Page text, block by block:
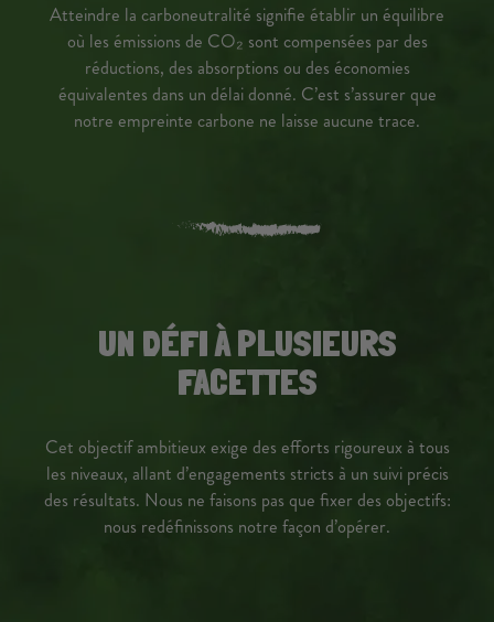
Atteindre la carboneutralité signifie établir un équilibre
où les émissions de CO₂ sont compensées par des
réductions, des absorptions ou des économies
équivalentes dans un délaidonné. C’est s’assurer que
notre empreinte carbone ne laisse aucune trace.
UN DÉFI À PLUSIEURS
FACETTES
Cet objectif ambitieux exige des efforts rigoureux à tous
les niveaux, allant d’engagements stricts à un suivi précis
des résultats. Nous ne faisons pas que fixer des objectifs:
nous redéfinissons notre façon d’opérer.